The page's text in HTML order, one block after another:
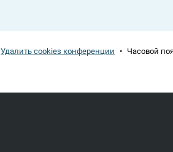
Удалить cookies конференции • Часовой